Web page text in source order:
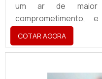
um ar de maior
comprometimento,
ambiente muito bem
placa é uma excelente
as empresas,
COTAR AGORA